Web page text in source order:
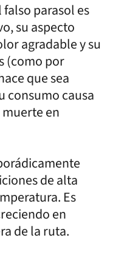
parasol es
su aspecto
agradable y su
(como por
que sea
consumo causa
en
de alta
Es
en
de la ruta.